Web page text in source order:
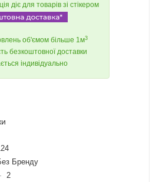
діє для товарів зі стікером
об'ємом більше 1м3
безкоштовної доставки
індивідуально
Бренду
2